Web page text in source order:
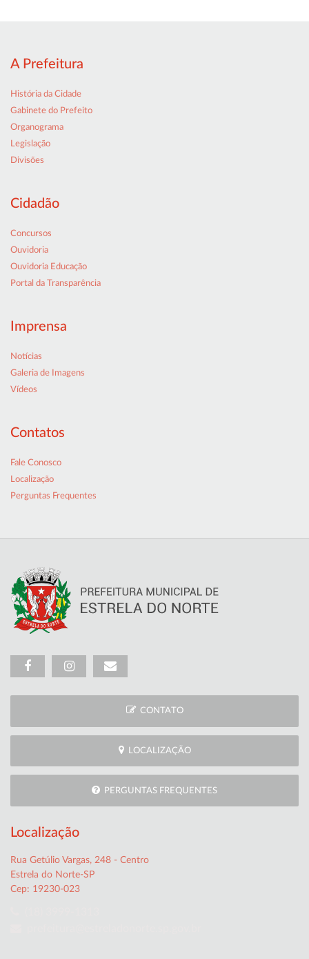
A Prefeitura
História da Cidade
Gabinete do Prefeito
Organograma
Legislação
Divisões
Cidadão
Concursos
Ouvidoria
Ouvidoria Educação
Portal da Transparência
Imprensa
Notícias
Galeria de Imagens
Vídeos
Contatos
Fale Conosco
Localização
Perguntas Frequentes
CONTATO
LOCALIZAÇÃO
PERGUNTAS FREQUENTES
Localização
Rua Getúlio Vargas, 248 - Centro
Estrela do Norte-SP
Cep: 19230-023